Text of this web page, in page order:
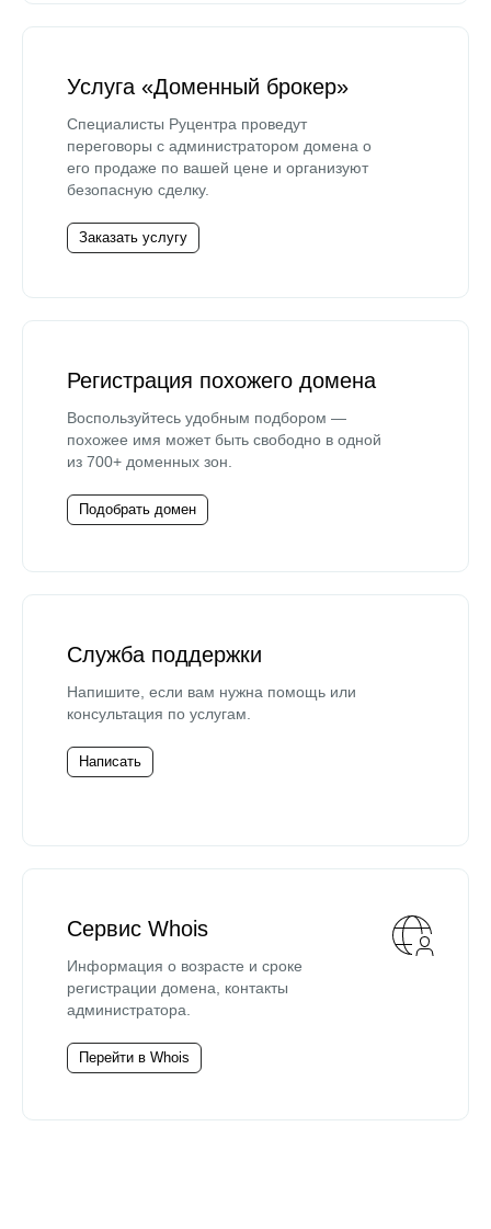
Услуга «Доменный брокер»
Специалисты Руцентра проведут
переговоры с администратором домена о
его продаже по вашей цене и организуют
безопасную сделку.
Заказать услугу
Регистрация похожего домена
Воспользуйтесь удобным подбором —
похожее имя может быть свободно в одной
из 700+ доменных зон.
Подобрать домен
Служба поддержки
Напишите, если вам нужна помощь или
консультация по услугам.
Написать
Сервис Whois
Информация о возрасте и сроке
регистрации домена, контакты
администратора.
Перейти в Whois